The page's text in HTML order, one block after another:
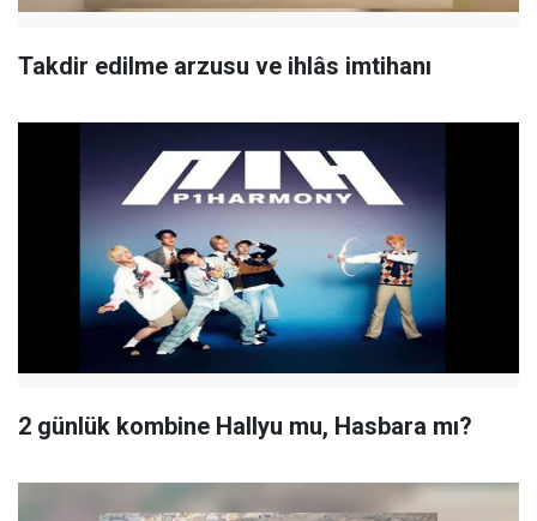
Takdir edilme arzusu ve ihlâs imtihanı
2 günlük kombine Hallyu mu, Hasbara mı?